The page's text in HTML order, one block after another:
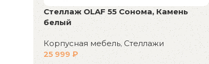
Стеллаж OLAF 55 Сонома, Камень
белый
Корпусная мебель, Стеллажи
25 999₽